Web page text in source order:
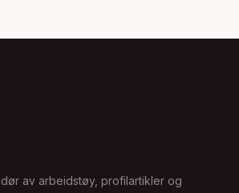
av arbeidstøy, profilartikler og